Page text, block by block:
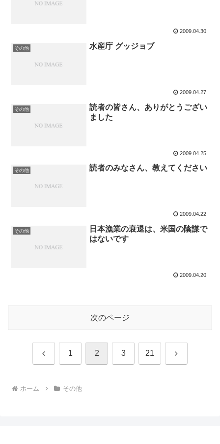
2009.04.30
その他 水産庁 グッジョブ
2009.04.27
その他
読者の皆さん、ありがとうござい
ました
2009.04.25
その他 読者のみなさん、教えてください
2009.04.22
その他
日本漁業の衰退は、米国の陰謀で
はないです
2009.04.20
次のページ
前 1 2 3 21 次
ホーム その他